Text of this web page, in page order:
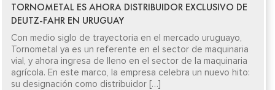
TORNOMETAL ES AHORA DISTRIBUIDOR EXCLUSIVO DE
DEUTZ-FAHR EN URUGUAY
Con medio siglo de trayectoria en el mercado uruguayo,
Tornometal ya es un referente en el sector de maquinaria
vial, y ahora ingresa de lleno en el sector de la maquinaria
agrícola. En este marco, la empresa celebra un nuevo hito:
su designación como distribuidor […]